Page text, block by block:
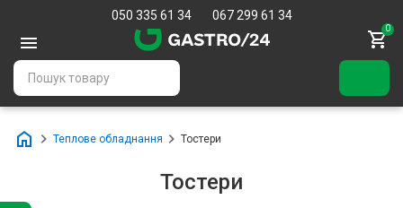
050 335 61 34 067 299 61 34
0
Теплове обладнання Тостери
Тостери